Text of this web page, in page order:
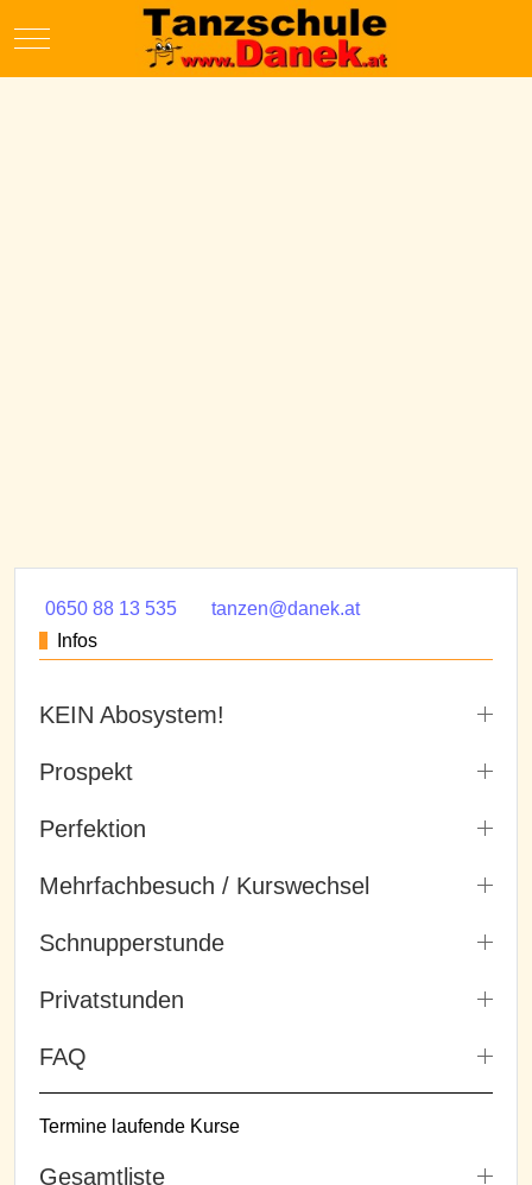
Mobile Menu Toggle
0650 88 13 535
tanzen@danek.at
Infos
KEIN Abosystem!
Prospekt
Perfektion
Mehrfachbesuch / Kurswechsel
Schnupperstunde
Privatstunden
FAQ
Termine laufende Kurse
Gesamtliste